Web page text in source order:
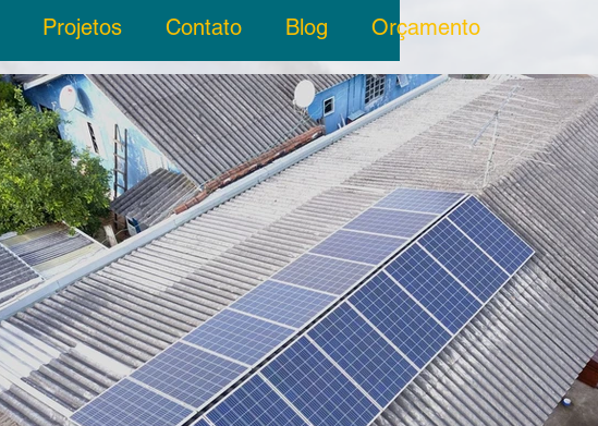
Projetos Contato Blog Orçamento